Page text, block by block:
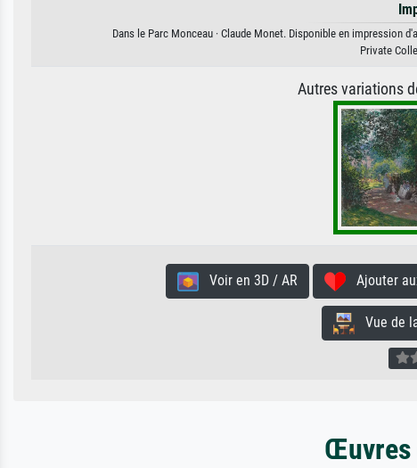
Dans le Parc Monceau · Claude Monet. Disponible en impression
Private
Autres variations
Voir en 3D / AR Ajouter
Vue de la
Œuvres